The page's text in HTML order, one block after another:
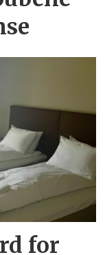
for